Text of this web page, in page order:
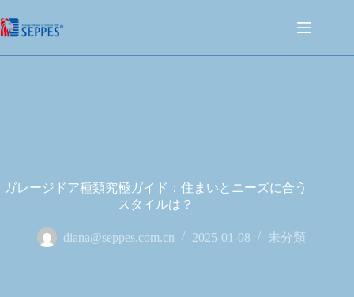
ガレージドア種類究極ガイド：住まいとニーズに合う
スタイルは？
diana@seppes.com.cn 2025-01-08 未分類